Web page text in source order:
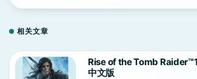
相关文章
Rise of the Tomb
中文版